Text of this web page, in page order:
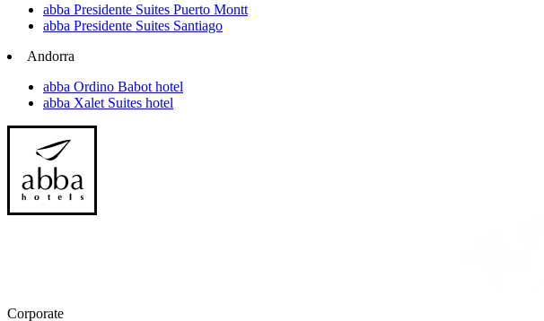
abba Presidente Suites Puerto Montt
abba Presidente Suites Santiago
Andorra
abba Ordino Babot hotel
abba Xalet Suites hotel
Corporate